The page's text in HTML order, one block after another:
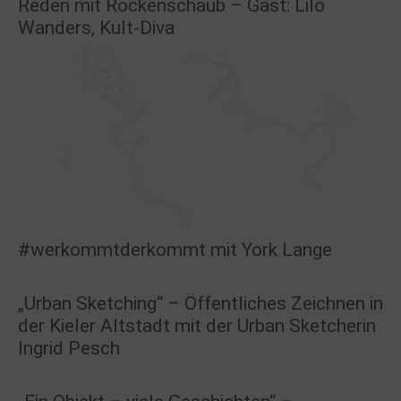
Reden mit Rockenschaub – Gast: Lilo
Wanders, Kult-Diva
#werkommtderkommt mit York Lange
„Urban Sketching“ – Öffentliches Zeichnen in
der Kieler Altstadt mit der Urban Sketcherin
Ingrid Pesch